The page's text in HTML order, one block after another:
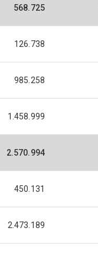
568.725
126.738
985.258
1.458.999
2.570.994
450.131
2.473.189